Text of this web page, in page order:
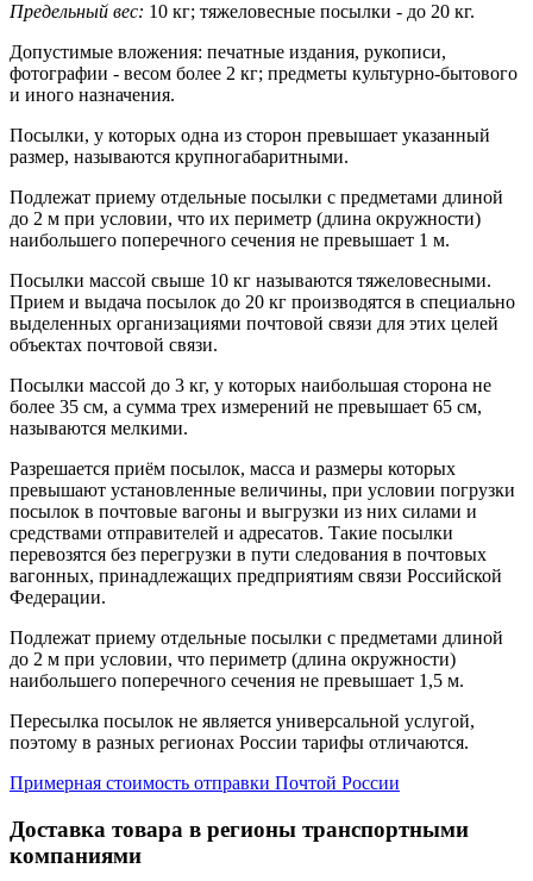
Предельный вес: 10 кг; тяжеловесные посылки - до 20 кг.
Допустимые вложения: печатные издания, рукописи,
фотографии - весом более 2 кг; предметы культурно-бытового
и иного назначения.
Посылки, у которых одна из сторон превышает указанный
размер, называются крупногабаритными.
Подлежат приему отдельные посылки с предметами длиной
до 2 м при условии, что их периметр (длина окружности)
наибольшего поперечного сечения не превышает 1 м.
Посылки массой свыше 10 кг называются тяжеловесными.
Прием и выдача посылок до 20 кг производятся в специально
выделенных организациями почтовой связи для этих целей
объектах почтовой связи.
Посылки массой до 3 кг, у которых наибольшая сторона не
более 35 см, а сумма трех измерений не превышает 65 см,
называются мелкими.
Разрешается приём посылок, масса и размеры которых
превышают установленные величины, при условии погрузки
посылок в почтовые вагоны и выгрузки из них силами и
средствами отправителей и адресатов. Такие посылки
перевозятся без перегрузки в пути следования в почтовых
вагонных, принадлежащих предприятиям связи Российской
Федерации.
Подлежат приему отдельные посылки с предметами длиной
до 2 м при условии, что периметр (длина окружности)
наибольшего поперечного сечения не превышает 1,5 м.
Пересылка посылок не является универсальной услугой,
поэтому в разных регионах России тарифы отличаются.
Примерная стоимость отправки Почтой России
Доставка товара в регионы транспортными
компаниями